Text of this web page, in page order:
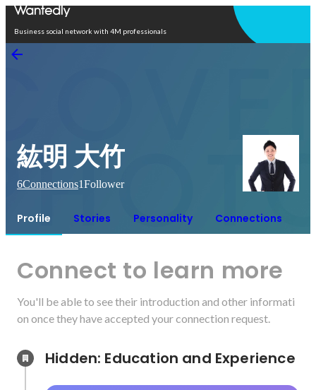
Business social network with 4M professionals
紘明 大竹
6Connections1Follower
Profile Stories Personality Connections
Connect to learn more
You'll be able to see their introduction and other informati
on once they have accepted your connection request.